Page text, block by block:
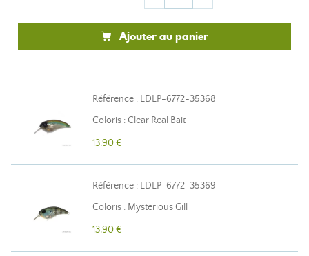
Ajouter au panier
Référence : LDLP-6772-35368
Coloris : Clear Real Bait
13,90 €
Référence : LDLP-6772-35369
Coloris : Mysterious Gill
13,90 €